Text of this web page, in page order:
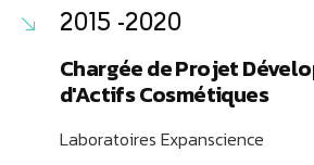
2015 -2020
Chargée de Projet
d'Actifs Cosmétiques
Laboratoires Expanscience